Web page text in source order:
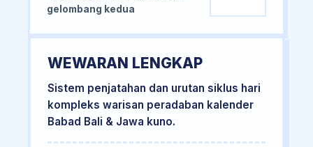
gelombang kedua
WEWARAN LENGKAP
Sistem penjatahan dan urutan siklus hari
kompleks warisan peradaban kalender
Babad Bali & Jawa kuno.